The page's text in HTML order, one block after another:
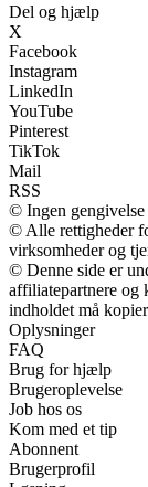
Del og hjælp
X
Facebook
Instagram
LinkedIn
YouTube
Pinterest
TikTok
Mail
RSS
© Ingen gengivelse
© Alle rettigheder
virksomheder og
© Denne side er
affiliatepartnere og
indholdet må
Oplysninger
FAQ
Brug for hjælp
Brugeroplevelse
Job hos os
Kom med et tip
Abonnent
Brugerprofil